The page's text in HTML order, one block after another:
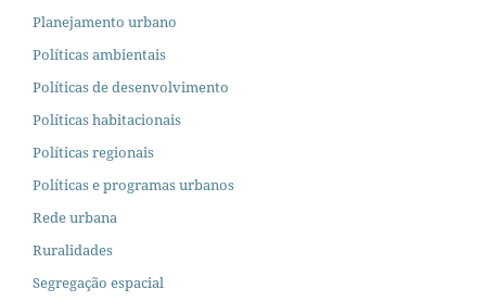
Planejamento urbano
Políticas ambientais
Políticas de desenvolvimento
Políticas habitacionais
Políticas regionais
Políticas e programas urbanos
Rede urbana
Ruralidades
Segregação espacial